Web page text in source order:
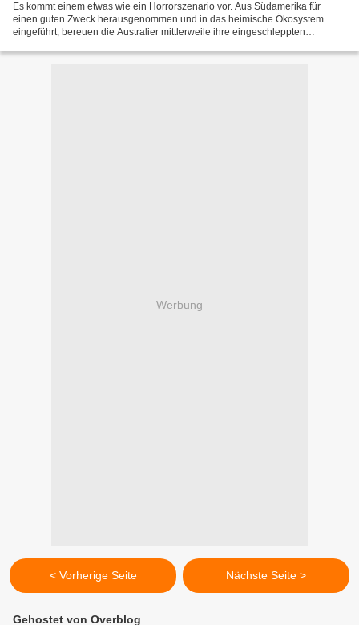
Es kommt einem etwas wie ein Horrorszenario vor. Aus Südamerika für
einen guten Zweck herausgenommen und in das heimische Ökosystem
eingeführt, bereuen die Australier mittlerweile ihre eingeschleppten
Werbung
< Vorherige Seite Nächste Seite >
Gehostet von Overblog